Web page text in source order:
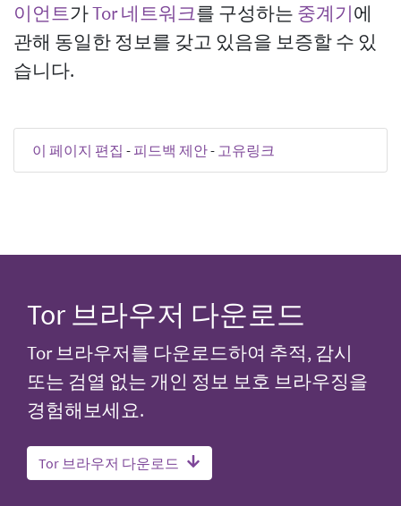
이언트가Tor 네트워크를 구성하는 중계기에
관해 동일한 정보를 갖고 있음을 보증할 수 있
습니다.
이 페이지 편집 - 피드백 제안- 고유링크
Tor 브라우저 다운로드
Tor 브라우저를 다운로드하여 추적, 감시
또는 검열 없는 개인 정보 보호 브라우징을
경험해보세요.
Tor 브라우저 다운로드